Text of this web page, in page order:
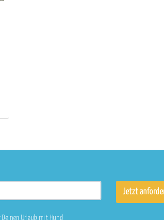
Deinen Urlaub mit Hund